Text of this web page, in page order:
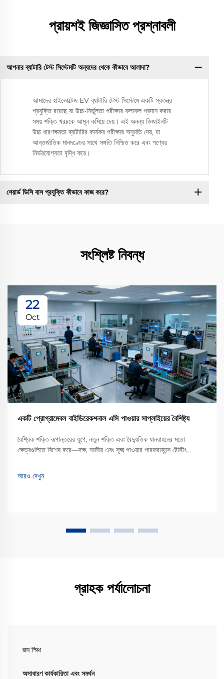
প্রায়শই জিজ্ঞাসিত প্রশ্নাবলী
আপনার ব্যাটারি টেস্ট সিস্টেমটি অন্যদের থেকে কীভাবে আলাদা?
আমাদের হাইভোল্টেজ EV ব্যাটারি টেস্ট সিস্টেমে একটি স্বতন্ত্র
প্রযুক্তি রয়েছে যা উচ্চ-নির্ভুলতা পরীক্ষার ফলাফল প্রদান করার
সময় শক্তি খরচকে আমূল কমিয়ে দেয়। এই অনন্য ডিজাইনটি
উচ্চ ধারণক্ষমতা ব্যাটারির কার্যকর পরীক্ষার অনুমতি দেয়, যা
আন্তর্জাতিক মানদণ্ডের সাথে সঙ্গতি নিশ্চিত করে এবং পণ্যের
নির্ভরযোগ্যতা বৃদ্ধি করে।
শেয়ার্ড ডিসি বাস প্রযুক্তি কীভাবে কাজ করে?
সংশ্লিষ্ট নিবন্ধ
22
Oct
একটি প্রোগ্রামেবল বাইডিরেকশনাল এসি পাওয়ার সাপ্লাইয়ের বৈশিষ্ট্য
বৈশ্বিক শক্তি রূপান্তরের যুগে, নতুন শক্তি এবং বৈদ্যুতিক যানবাহনের মতো
ক্ষেত্রগুলিতে বিশেষ করে—দক্ষ, নমনীয় এবং সূক্ষ্ম পাওয়ার পারফরম্যান্স টেস্টিং
আরও দেখুন
গ্রাহক পর্যালোচনা
জন স্মিথ
অসাধারণ কার্যকারিতা এবং সমর্থন